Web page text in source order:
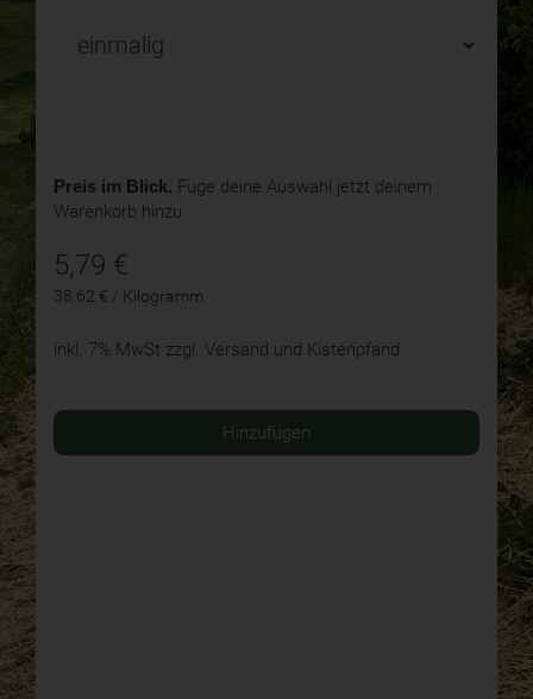
Preis im Blick. Füge deine Auswahl jetzt deinem
Warenkorb hinzu.
5,79 €
38,62 € / Kilogramm
inkl. 7% MwSt zzgl. Versand und Kistenpfand
Hinzufügen